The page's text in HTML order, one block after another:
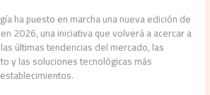
ha puesto en marcha una nueva edición de
2026, una iniciativa que volverá a acercar a
últimas tendencias del mercado, las
y las soluciones tecnológicas más